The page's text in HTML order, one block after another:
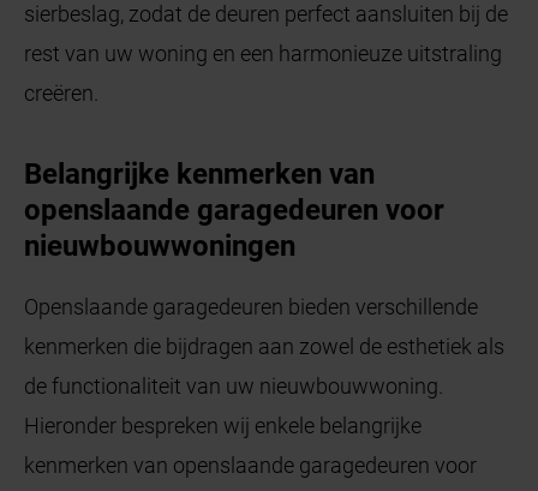
sierbeslag, zodat de deuren perfect aansluiten bij de
rest van uw woning en een harmonieuze uitstraling
creëren.
Belangrijke kenmerken van
openslaande garagedeuren voor
nieuwbouwwoningen
Openslaande garagedeuren bieden verschillende
kenmerken die bijdragen aan zowel de esthetiek als
de functionaliteit van uw nieuwbouwwoning.
Hieronder bespreken wij enkele belangrijke
kenmerken van openslaande garagedeuren voor